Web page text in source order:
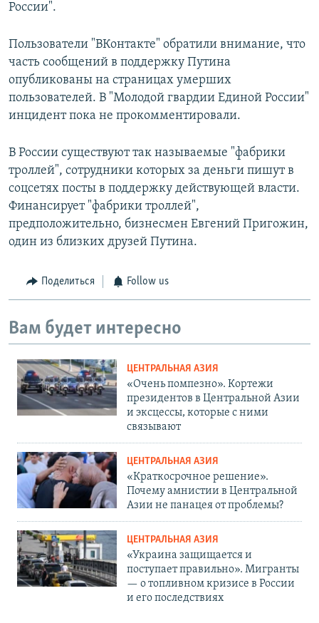
России".
Пользователи "ВКонтакте" обратили внимание, что
часть сообщений в поддержку Путина
опубликованы на страницах умерших
пользователей. В "Молодой гвардии Единой России"
инцидент пока не прокомментировали.
В России существуют так называемые "фабрики
троллей", сотрудники которых за деньги пишут в
соцсетях посты в поддержку действующей власти.
Финансирует "фабрики троллей",
предположительно, бизнесмен Евгений Пригожин,
один из близких друзей Путина.
Поделиться Follow us
Вам будет интересно
ЦЕНТРАЛЬНАЯ АЗИЯ
«Очень помпезно». Кортежи
президентов в Центральной Азии
и эксцессы, которые с ними
связывают
ЦЕНТРАЛЬНАЯ АЗИЯ
«Краткосрочное решение».
Почему амнистии в Центральной
Азии не панацея от проблемы?
ЦЕНТРАЛЬНАЯ АЗИЯ
«Украина защищается и
поступает правильно». Мигранты
— о топливном кризисе в России
и его последствиях